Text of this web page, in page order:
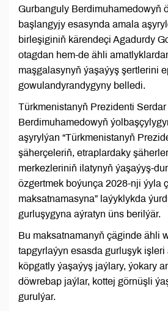
Gurbanguly Berdimuhamedowyň
başlangyjy esasynda amala
birleşiginiň kärendeçi Agadurdy
otagdan hem-de ähli
maşgalasynyň ýaşaýyş şertlerini
gowulandyrandygyny belledi.
Türkmenistanyň Prezidenti Serdar
Berdimuhamedowyň
aşyrylýan “Türkmenistanyň
şäherçeleriň, etraplardaky
merkezleriniň ilatynyň ýaşaýyş-
özgertmek boýunça 2028-nji ýyla
maksatnamasyna” laýyklykda
gurluşygyna aýratyn üns berilýär.
Bu maksatnamanyň çäginde ähli
tapgyrlaýyn esasda gurluşyk işleri
köpgatly ýaşaýyş jaýlary, ýokary
döwrebap jaýlar, kottej görnüşli
gurulýar.